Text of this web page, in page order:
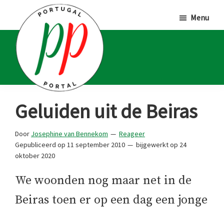
hoofd
inhoud
eerste
sidebar
voettekst
Portal
Portugalliefhebbers
en
-
Menu
Geluiden uit de Beiras
Door Josephine van Bennekom
Reageer
Gepubliceerd op 11 september 2010 bijgewerkt op 24
oktober 2020
We woonden nog maar net in de
Beiras toen er op een dag een jonge